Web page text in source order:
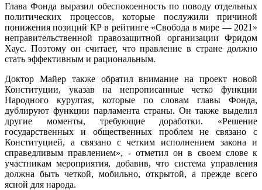
Глава Фонда выразил обеспокоенность по поводу отдельных
политических процессов, которые послужили причиной
понижения позиций КР в рейтинге «Свобода в мире — 2021»
неправительственной правозащитной организации Фридом
Хаус. Поэтому он считает, что правление в стране должно
стать эффективным и рациональным.
Доктор Майер также обратил внимание на проект новой
Конституции, указав на непрописанные четко функции
Народного курултая, которые по словам главы Фонда,
дублируют функции парламента страны. Он также выделил
другие моменты, требующие доработки. «Решение
государственных и общественных проблем не связано с
Конституцией, а связано с четким исполнением закона и
справедливым правлением», - отметил он в своем слове к
участникам мероприятия, добавив, что система управления
должна быть четкой, мобильно, открытой, а прежде всего
ясной для народа.